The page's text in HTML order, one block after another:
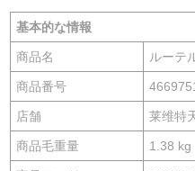
基本的な情報
商品名 ルーテ
商品番号
店舗 莱维特
商品毛重量 1.38 kg